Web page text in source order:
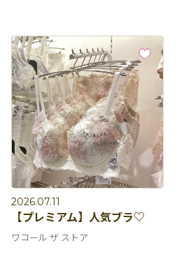
2026.07.11
【プレミアム】人気ブラ♡
ワコール ザ ストア